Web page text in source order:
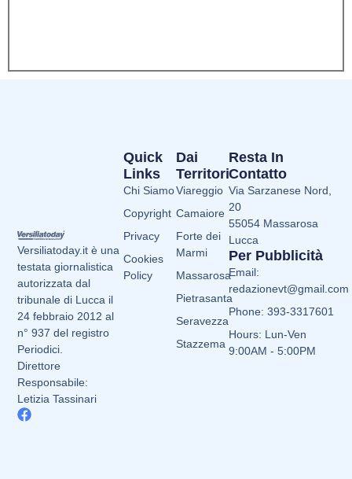
Versiliatoday.it è una
testata giornalistica
autorizzata dal
tribunale di Lucca il
24 febbraio 2012 al
n° 937 del registro
Periodici.
Direttore
Responsabile:
Letizia Tassinari
Dai
Territori
Viareggio
Camaiore
Forte dei
Marmi
Massarosa
Pietrasanta
Seravezza
Stazzema
Quick
Links
Chi Siamo
Copyright
Privacy
Cookies
Policy
Resta In
Contatto
Via Sarzanese Nord,
20
55054 Massarosa
Lucca
Per Pubblicità
Email:
redazionevt@gmail.com
Phone: 393-3317601
Hours: Lun-Ven
9:00AM - 5:00PM